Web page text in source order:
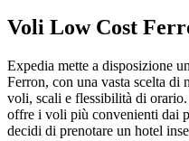
Voli Low Cost
Expedia mette a disposizione
Ferron, con una vasta scelta di
voli, scali e flessibilità di
offre i voli più convenienti dai
decidi di prenotare un hotel